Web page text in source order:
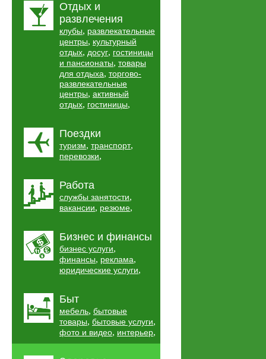
Отдых и
развлечения
клубы, развлекательные
центры, культурный
отдых, досуг, гостиницы
и пансионаты, товары
для отдыха, торгово-
развлекательные
центры, активный
отдых, гостиницы,
Поездки
туризм, транспорт,
перевозки,
Работа
службы занятости,
вакансии, резюме,
Бизнес и финансы
бизнес услуги,
финансы, реклама,
юридические услуги,
Быт
мебель, бытовые
товары, бытовые услуги,
фото и видео, интерьер,